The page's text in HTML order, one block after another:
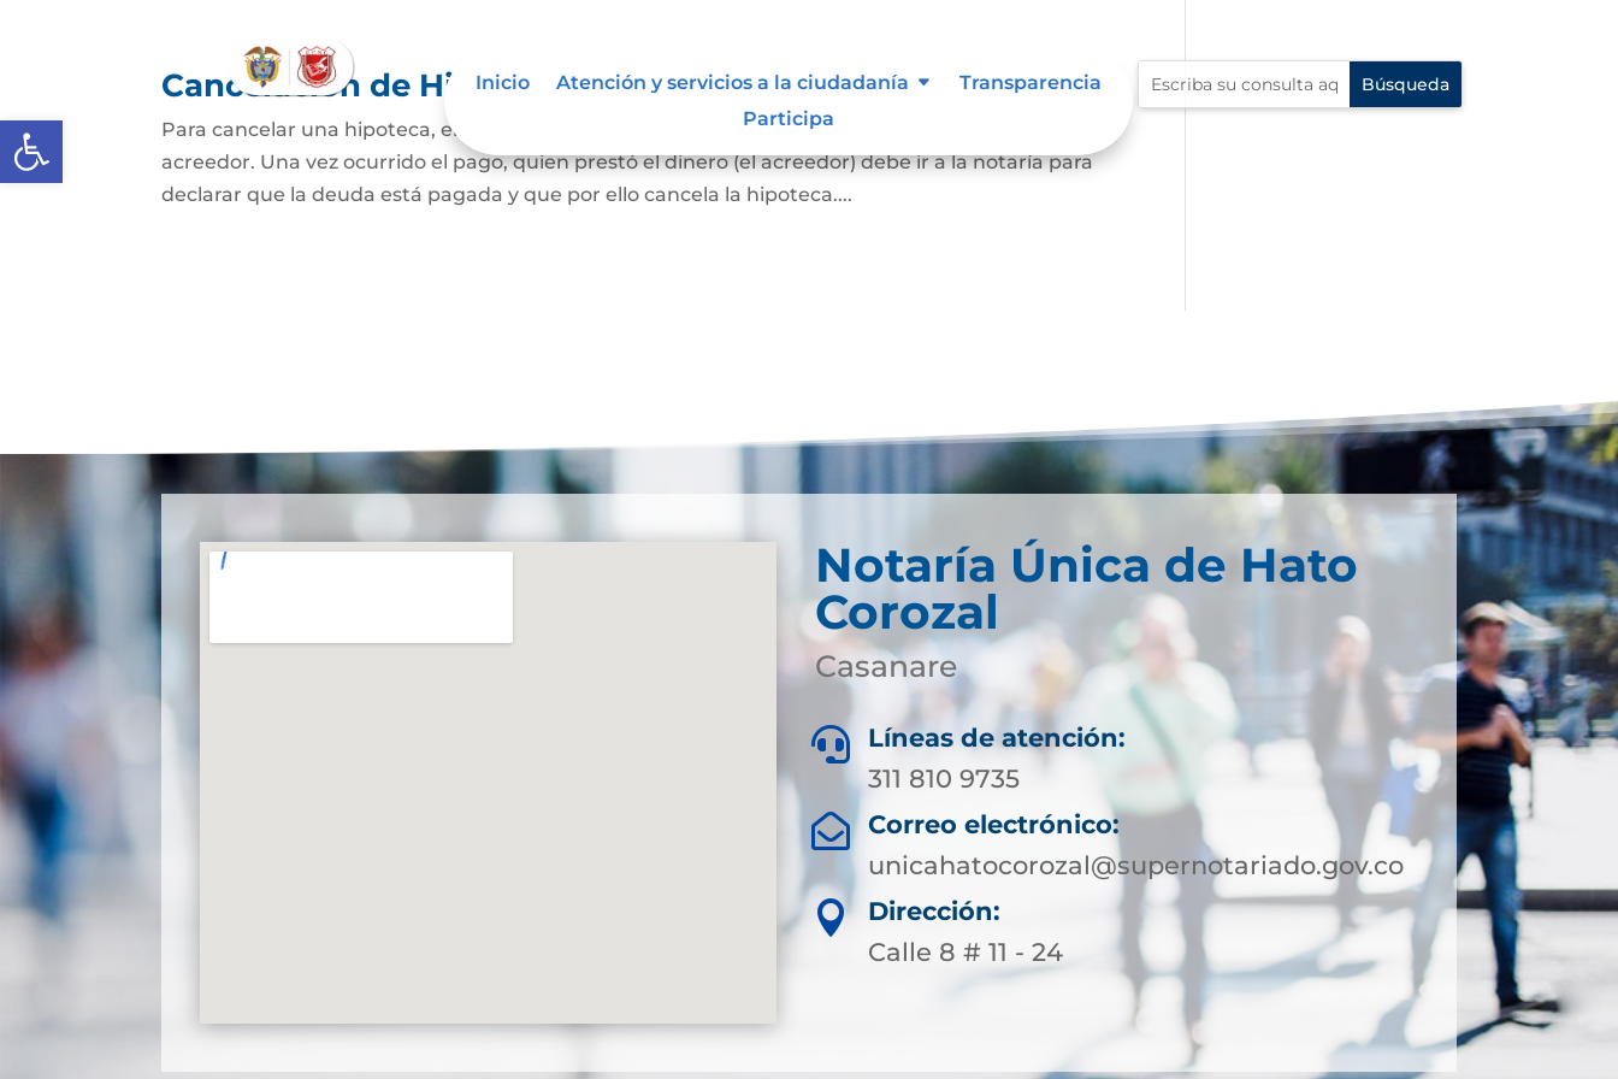
Abrir barra de herramientas
Inicio Atención y servicios a la ciudadanía
Transparencia
Participa
Cancelación de Hipoteca
Para cancelar una hipoteca, el dueño del bien hipotecado debe pagar la totalidad de la deuda al
acreedor. Una vez ocurrido el pago, quien prestó el dinero (el acreedor) debe ir a la notaría para
declarar que la deuda está pagada y que por ello cancela la hipoteca....
Notaría Única de Hato
Corozal
Casanare

Líneas de atención:
311 810 9735

Correo electrónico:
unicahatocorozal@supernotariado.gov.co

Dirección:
Calle 8 # 11 - 24